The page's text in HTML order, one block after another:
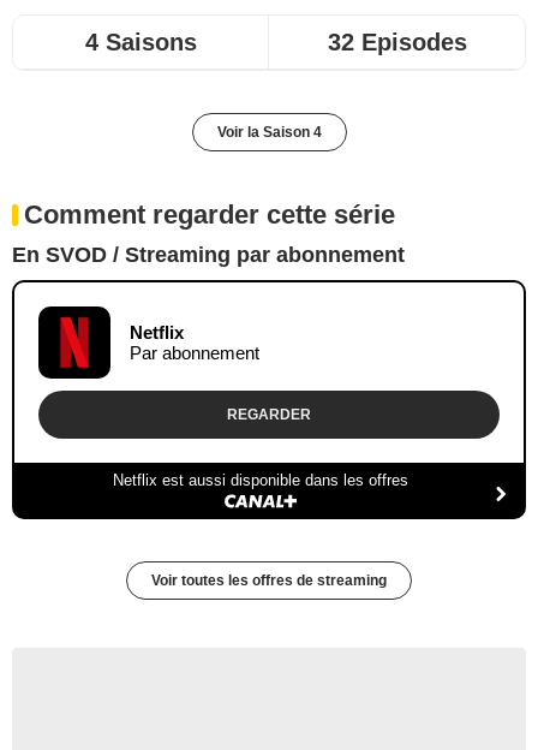
4 Saisons 32 Episodes
Voir la Saison 4
Comment regarder cette série
En SVOD / Streaming par abonnement
Netflix
Par abonnement
REGARDER
Netflix est aussi disponible dans les offres
Voir toutes les offres de streaming